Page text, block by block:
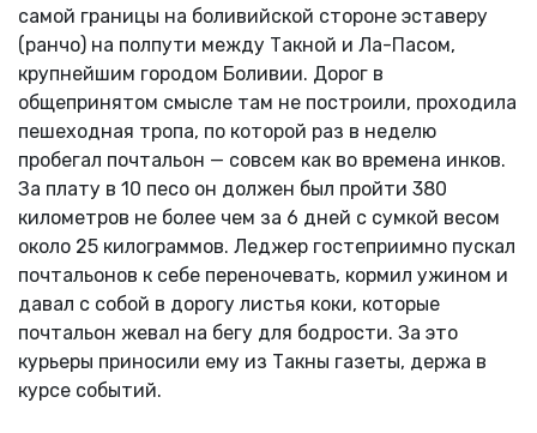
самой границы на боливийской стороне эставеру
(ранчо) на полпути между Такной и Ла-Пасом,
крупнейшим городом Боливии. Дорог в
общепринятом смысле там не построили, проходила
пешеходная тропа, по которой раз в неделю
пробегал почтальон — совсем как во времена инков.
За плату в 10 песо он должен был пройти 380
километров не более чем за 6 дней с сумкой весом
около 25 килограммов. Леджер гостеприимно пускал
почтальонов к себе переночевать, кормил ужином и
давал с собой в дорогу листья коки, которые
почтальон жевал на бегу для бодрости. За это
курьеры приносили ему из Такны газеты, держа в
курсе событий.